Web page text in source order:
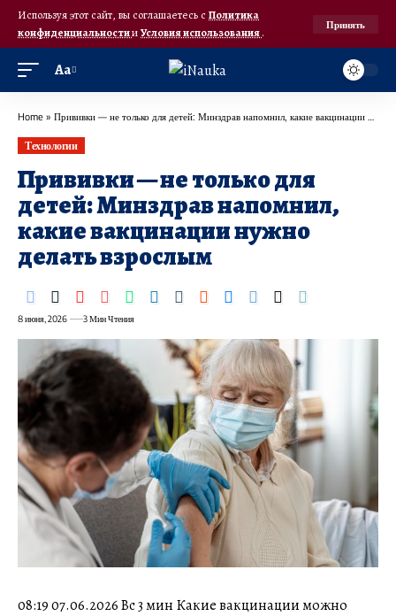
Используя этот сайт, вы соглашаетесь с Политика
конфиденциальностииУсловия использования.
Принять
Аа
Home » Прививки — не только для детей: Минздрав напомнил, какие вакцинации нужно делать взрослым
Технологии
Прививки — не только для
детей: Минздрав напомнил,
какие вакцинации нужно
делать взрослым
8 июня, 2026 3 Мин Чтения
08:19 07.06.2026 Вс 3 мин Какие вакцинации можно